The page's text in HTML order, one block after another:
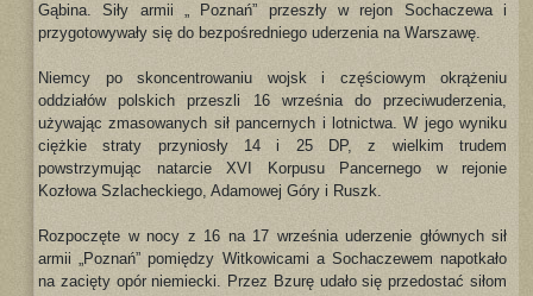
Gąbina. Siły armii „ Poznań” przeszły w rejon Sochaczewa i
przygotowywały się do bezpośredniego uderzenia na Warszawę.
Niemcy po skoncentrowaniu wojsk i częściowym okrążeniu
oddziałów polskich przeszli 16 września do przeciwuderzenia,
używając zmasowanych sił pancernych i lotnictwa. W jego wyniku
ciężkie straty przyniosły 14 i 25 DP, z wielkim trudem
powstrzymując natarcie XVI Korpusu Pancernego w rejonie
Kozłowa Szlacheckiego, Adamowej Góry i Ruszk.
Rozpoczęte w nocy z 16 na 17 września uderzenie głównych sił
armii „Poznań” pomiędzy Witkowicami a Sochaczewem napotkało
na zacięty opór niemiecki. Przez Bzurę udało się przedostać siłom